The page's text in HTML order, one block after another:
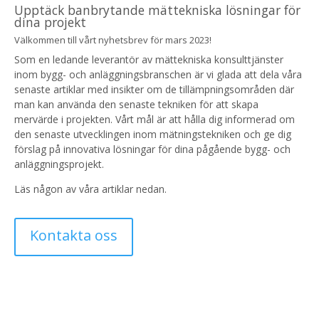
Upptäck banbrytande mättekniska lösningar för
dina projekt
Välkommen till vårt nyhetsbrev för mars 2023!
Som en ledande leverantör av mättekniska konsulttjänster
inom bygg- och anläggningsbranschen är vi glada att dela våra
senaste artiklar med insikter om de tillämpningsområden där
man kan använda den senaste tekniken för att skapa
mervärde i projekten. Vårt mål är att hålla dig informerad om
den senaste utvecklingen inom mätningstekniken och ge dig
förslag på innovativa lösningar för dina pågående bygg- och
anläggningsprojekt.
Läs någon av våra artiklar nedan.
Kontakta oss